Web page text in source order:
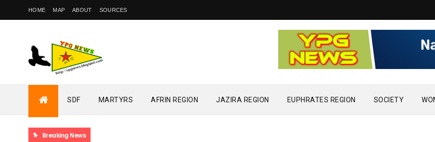
HOME MAP ABOUT SOURCES
SDF MARTYRS AFRIN REGION JAZIRA REGION EUPHRATES REGION SOCIETY
Breaking News